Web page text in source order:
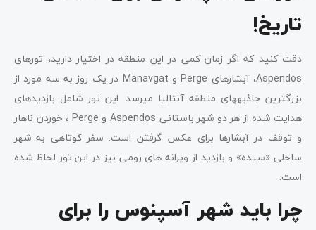
تاریخ!
دقت کنید که اگر زمان کمی در این منطقه در اختیار دارید، تور­های
Aspendos، آبشارهای Perge و Manavgat در یک روز به سه مورد از
بزرگترین جاذبه­های منطقه آنتالیا می­رسد. این تور شامل بازدیدهای
هدایت شده از هر دو شهر باستانی Aspendos و Perge ، خوردن ناهار
و توقف در آبشارها برای عکس گرفتن است. سفر کوتاهی به شهر
ساحلی «سیده» و بازدید از ویرانه­ های رومی نیز در این تور لحاظ شده
است.
چرا باید شهر آسپنوس را برای